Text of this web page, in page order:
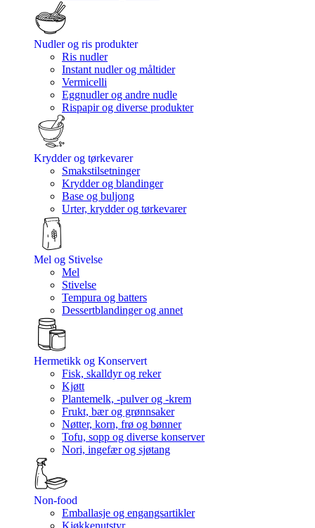
Nudler og ris produkter
Ris nudler
Instant nudler og måltider
Vermicelli
Eggnudler og andre nudle
Rispapir og diverse produkter
Krydder og tørkevarer
Smakstilsetninger
Krydder og blandinger
Base og buljong
Urter, krydder og tørkevarer
Mel og Stivelse
Mel
Stivelse
Tempura og batters
Dessertblandinger og annet
Hermetikk og Konservert
Fisk, skalldyr og reker
Kjøtt
Plantemelk, -pulver og -krem
Frukt, bær og grønnsaker
Nøtter, korn, frø og bønner
Tofu, sopp og diverse konserver
Nori, ingefær og sjøtang
Non-food
Emballasje og engangsartikler
Kjøkkenutstyr